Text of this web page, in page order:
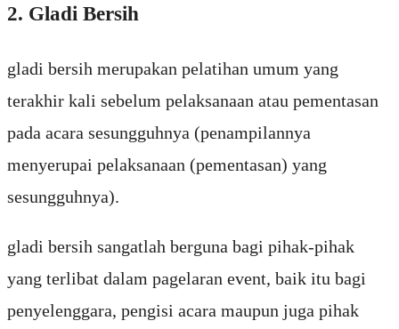
2. Gladi Bersih
gladi bersih merupakan pelatihan umum yang
terakhir kali sebelum pelaksanaan atau pementasan
pada acara sesungguhnya (penampilannya
menyerupai pelaksanaan (pementasan) yang
sesungguhnya).
gladi bersih sangatlah berguna bagi pihak-pihak
yang terlibat dalam pagelaran event, baik itu bagi
penyelenggara, pengisi acara maupun juga pihak